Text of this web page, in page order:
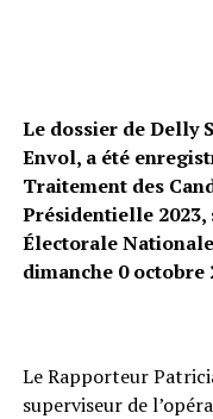
Le dossier de Delly
Envol, a été
Traitement des
Présidentielle 2023,
Électorale
dimanche 0 octobre
Le Rapporteur
superviseur de